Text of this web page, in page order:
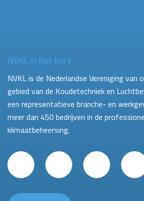
NVKL in het kort
NVKL is de Nederlandse Vereniging van
gebied van de Koudetechniek en
een representatieve branche- en
meer dan 450 bedrijven in de
klimaatbeheersing.